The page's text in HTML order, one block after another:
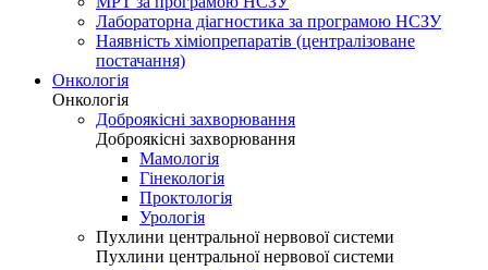
Лабораторна діагностика за програмою НСЗУ
Наявність хіміопрепаратів (централізоване
постачання)
Онкологія
Онкологія
Доброякісні захворювання
Доброякісні захворювання
Мамологія
Гінекологія
Проктологія
Урологія
Пухлини центральної нервової системи
Пухлини центральної нервової системи